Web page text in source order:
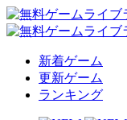
新着ゲーム
更新ゲーム
ランキング